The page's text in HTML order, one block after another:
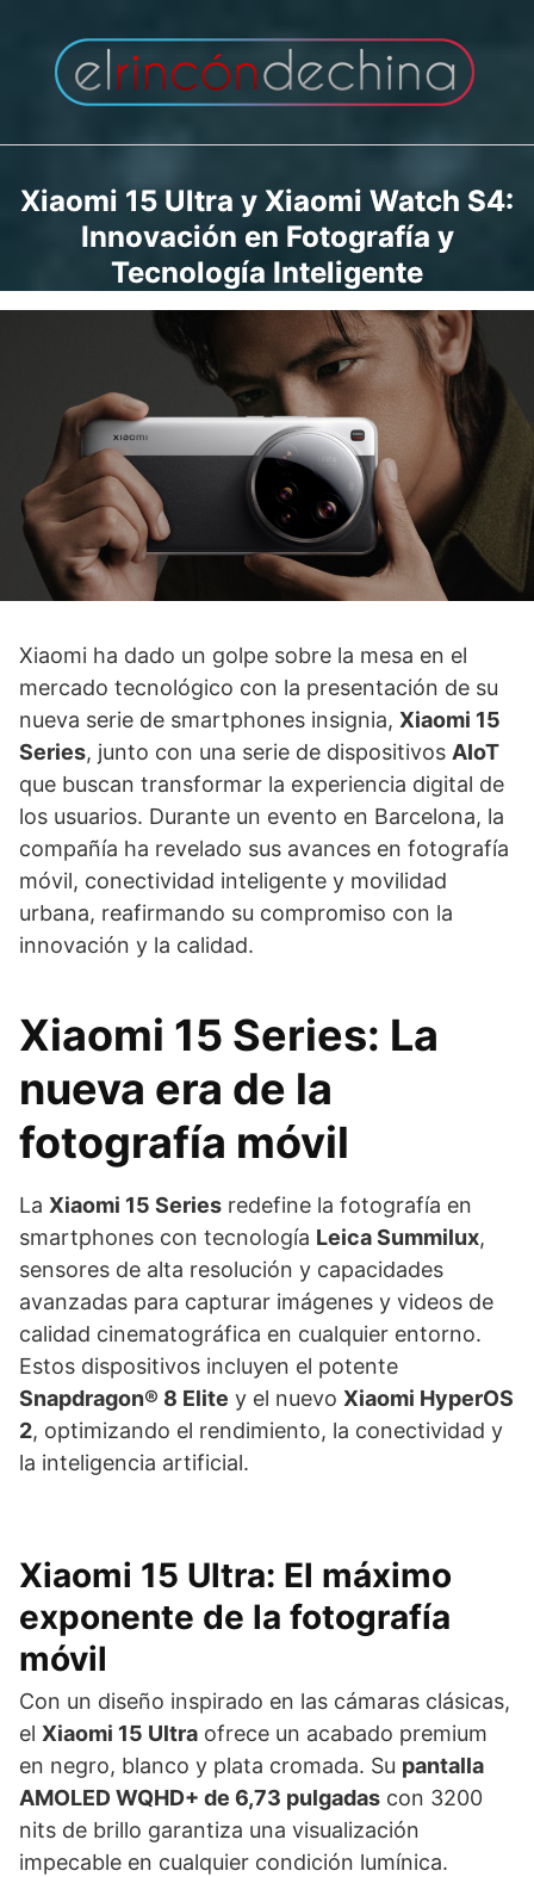
contenido
Xiaomi 15 Ultra y Xiaomi Watch S4:
Innovación en Fotografía y
Tecnología Inteligente
Xiaomi ha dado un golpe sobre la mesa en el
mercado tecnológico con la presentación de su
nueva serie de smartphones insignia, Xiaomi 15
Series, junto con una serie de dispositivos AIoT
que buscan transformar la experiencia digital de
los usuarios. Durante un evento en Barcelona, la
compañía ha revelado sus avances en fotografía
móvil, conectividad inteligente y movilidad
urbana, reafirmando su compromiso con la
innovación y la calidad.
Xiaomi 15 Series: La
nueva era de la
fotografía móvil
La Xiaomi 15 Series redefine la fotografía en
smartphones con tecnología Leica Summilux,
sensores de alta resolución y capacidades
avanzadas para capturar imágenes y videos de
calidad cinematográfica en cualquier entorno.
Estos dispositivos incluyen el potente
Snapdragon® 8 Elite y el nuevo Xiaomi HyperOS
2, optimizando el rendimiento, la conectividad y
la inteligencia artificial.
Xiaomi 15 Ultra: El máximo
exponente de la fotografía
móvil
Con un diseño inspirado en las cámaras clásicas,
el Xiaomi 15 Ultra ofrece un acabado premium
en negro, blanco y plata cromada. Su pantalla
AMOLED WQHD+ de 6,73 pulgadas con 3200
nits de brillo garantiza una visualización
impecable en cualquier condición lumínica.